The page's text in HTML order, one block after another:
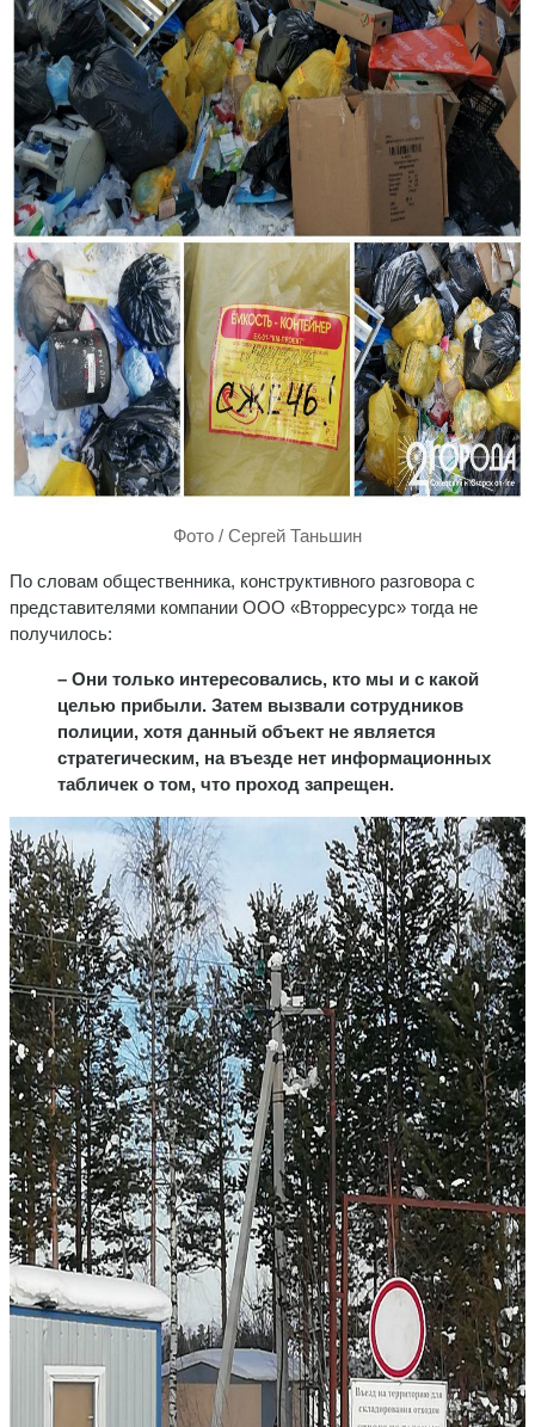
Фото / Сергей Таньшин
По словам общественника, конструктивного разговора с
представителями компании ООО «Вторресурс» тогда не
получилось:
– Они только интересовались, кто мы и с какой
целью прибыли. Затем вызвали сотрудников
полиции, хотя данный объект не является
стратегическим, на въезде нет информационных
табличек о том, что проход запрещен.